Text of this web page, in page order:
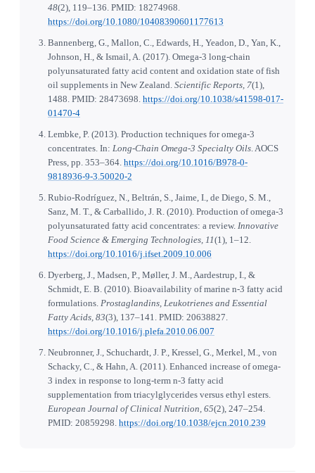
48(2), 119–136. PMID: 18274968.
https://doi.org/10.1080/10408390601177613
Bannenberg, G., Mallon, C., Edwards, H., Yeadon, D., Yan, K.,
Johnson, H., & Ismail, A. (2017). Omega-3 long-chain
polyunsaturated fatty acid content and oxidation state of fish
oil supplements in New Zealand. Scientific Reports, 7(1),
1488. PMID: 28473698. https://doi.org/10.1038/s41598-017-
01470-4
Lembke, P. (2013). Production techniques for omega-3
concentrates. In: Long-Chain Omega-3 Specialty Oils. AOCS
Press, pp. 353–364. https://doi.org/10.1016/B978-0-
9818936-9-3.50020-2
Rubio-Rodríguez, N., Beltrán, S., Jaime, I., de Diego, S. M.,
Sanz, M. T., & Carballido, J. R. (2010). Production of omega-3
polyunsaturated fatty acid concentrates: a review. Innovative
Food Science & Emerging Technologies, 11(1), 1–12.
https://doi.org/10.1016/j.ifset.2009.10.006
Dyerberg, J., Madsen, P., Møller, J. M., Aardestrup, I., &
Schmidt, E. B. (2010). Bioavailability of marine n-3 fatty acid
formulations. Prostaglandins, Leukotrienes and Essential
Fatty Acids, 83(3), 137–141. PMID: 20638827.
https://doi.org/10.1016/j.plefa.2010.06.007
Neubronner, J., Schuchardt, J. P., Kressel, G., Merkel, M., von
Schacky, C., & Hahn, A. (2011). Enhanced increase of omega-
3 index in response to long-term n-3 fatty acid
supplementation from triacylglycerides versus ethyl esters.
European Journal of Clinical Nutrition, 65(2), 247–254.
PMID: 20859298. https://doi.org/10.1038/ejcn.2010.239